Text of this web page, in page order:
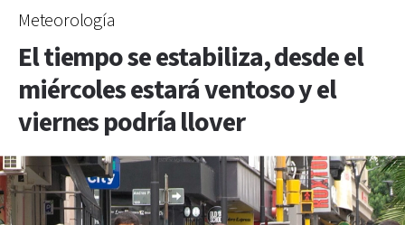
Meteorología
El tiempo se estabiliza, desde el
miércoles estará ventoso y el
viernes podría llover